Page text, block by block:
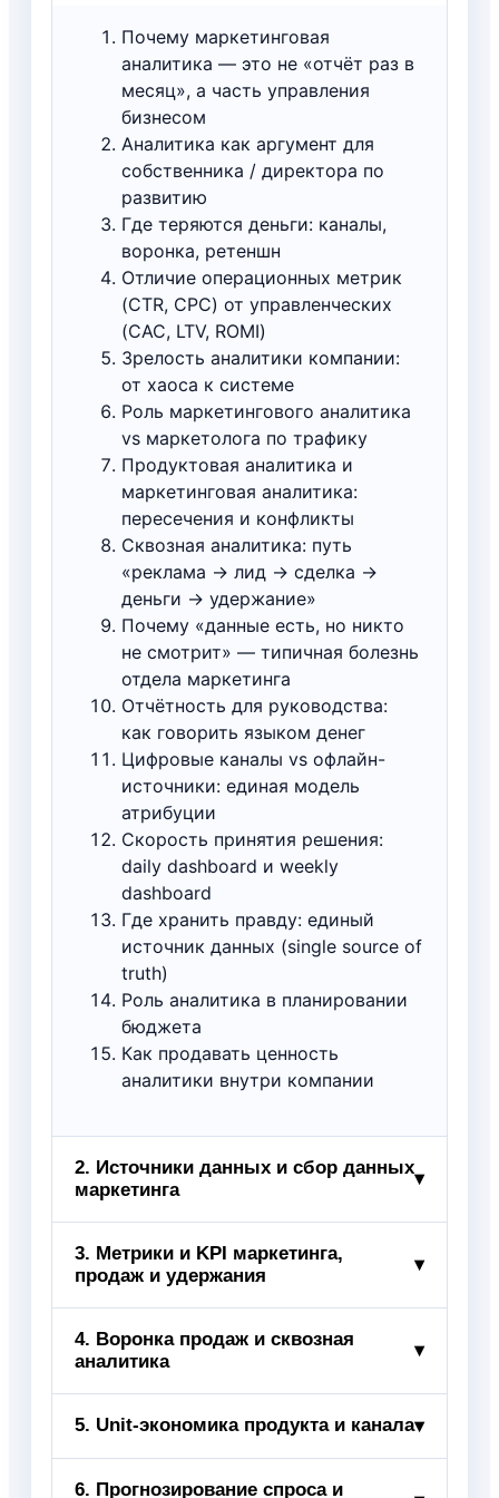
Почему маркетинговая
аналитика — это не «отчёт раз в
месяц», а часть управления
бизнесом
Аналитика как аргумент для
собственника / директора по
развитию
Где теряются деньги: каналы,
воронка, ретеншн
Отличие операционных метрик
(CTR, CPC) от управленческих
(CAC, LTV, ROMI)
Зрелость аналитики компании:
от хаоса к системе
Роль маркетингового аналитика
vs маркетолога по трафику
Продуктовая аналитика и
маркетинговая аналитика:
пересечения и конфликты
Сквозная аналитика: путь
«реклама → лид → сделка →
деньги → удержание»
Почему «данные есть, но никто
не смотрит» — типичная болезнь
отдела маркетинга
Отчётность для руководства:
как говорить языком денег
Цифровые каналы vs офлайн-
источники: единая модель
атрибуции
Скорость принятия решения:
daily dashboard и weekly
dashboard
Где хранить правду: единый
источник данных (single source of
truth)
Роль аналитика в планировании
бюджета
Как продавать ценность
аналитики внутри компании
2. Источники данных и сбор данных
маркетинга
▾
Типы данных: поведенческие,
транзакционные, продуктовые,
рекламные, CRM-данные
First-party data vs сторонние
данные
квизы, магазины, маркетплейсы,
CRM, колл-трекинг
Корректность UTM-разметки:
почему без неё атрибуция
3. Метрики и KPI маркетинга,
продаж и удержания
▾
CAC (стоимость привлечения
клиента)
LTV (пожизненная ценность
клиента)
4. Воронка продаж и сквозная
аналитика
▾
Построение полной воронки:
5. Unit‑экономика продукта и канала▾
Что такое unit‑экономика и
6. Прогнозирование спроса и